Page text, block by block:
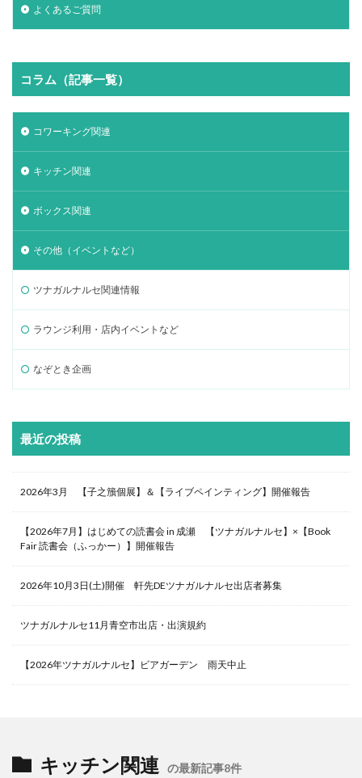
よくあるご質問
コラム（記事一覧）
コワーキング関連
キッチン関連
ボックス関連
その他（イベントなど）
ツナガルナルセ関連情報
ラウンジ利用・店内イベントなど
なぞとき企画
最近の投稿
2026年3月 【子之籏個展】＆【ライブペインティング】開催報告
【2026年7月】はじめての読書会 in 成瀬 【ツナガルナルセ】×【Book
Fair 読書会（ふっかー）】開催報告
2026年10月3日(土)開催 軒先DEツナガルナルセ出店者募集
ツナガルナルセ11月青空市出店・出演規約
【2026年ツナガルナルセ】ビアガーデン 雨天中止
キッチン関連 の最新記事8件